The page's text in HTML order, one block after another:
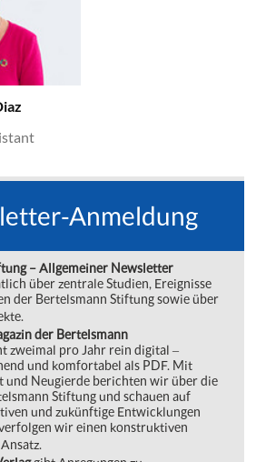
Anmeldung
– Allgemeiner Newsletter
über zentrale Studien, Ereignisse
der Bertelsmann Stiftung sowie über
der Bertelsmann
zweimal pro Jahr rein digital ‒
und komfortabel als PDF. Mit
und Neugierde berichten wir über die
Stiftung und schauen auf
und zukünftige Entwicklungen
wir einen konstruktiven